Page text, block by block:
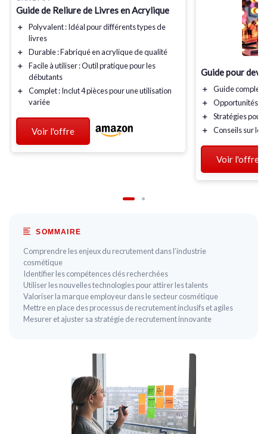
Guide de Reliure de Livres en Acrylique
＋ Polyvalent: Idéal pour différents types de
livres
＋
Durable: Fabriqué en acrylique de qualité
＋
Facile à utiliser: Outil pratique pour les
débutants
＋
Complet: Inclut 4 pièces pour une utilisation
variée
Voir l'offre
Guide pour
＋ Guidecomplet
＋
Opportunités
＋
Stratégiespour
＋
Conseilssur le
Voir l'offre
SOMMAIRE
Comprendre les enjeux du recrutement dans l’industrie
cosmétique
Identifier les compétences clés recherchées
Utiliser les nouvelles technologies pour attirer les talents
Valoriser la marque employeur dans le secteur cosmétique
Mettre en place des processus de recrutement inclusifs et agiles
Mesurer et ajuster sa stratégie de recrutement innovante